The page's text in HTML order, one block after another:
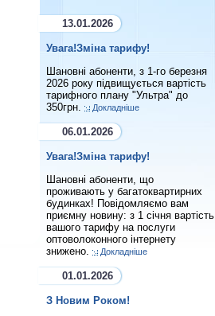
13.01.2026
Увага!Зміна тарифу!
Шановні абоненти, з 1-го березня
2026 року підвищується вартість
тарифного плану "Ультра" до
350грн.
Докладніше
06.01.2026
Увага!Зміна тарифу!
Шановні абоненти, що
проживають у багатоквартирних
будинках! Повідомляємо вам
приємну новину: з 1 січня вартість
вашого тарифу на послуги
оптоволоконного інтернету
знижено.
Докладніше
01.01.2026
З Новим Роком!